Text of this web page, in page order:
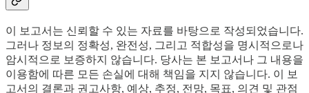
이 보고서는 신뢰할 수 있는 자료를 바탕으로 작성되었습니다.
그러나 정보의 정확성, 완전성, 그리고 적합성을 명시적으로나
암시적으로 보증하지 않습니다. 당사는 본 보고서나 그 내용을
이용함에 따른 모든 손실에 대해 책임을 지지 않습니다. 이 보
고서의 결론과 권고사항, 예상, 추정, 전망, 목표, 의견 및 관점